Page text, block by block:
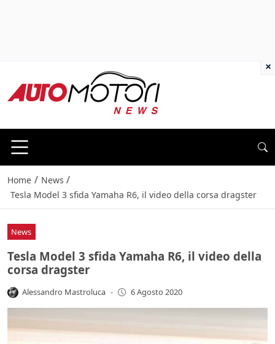
Home / News /
Tesla Model 3 sfida Yamaha R6, il video della corsa dragster
News
Tesla Model 3 sfida Yamaha R6, il video della
corsa dragster
Alessandro Mastroluca - 6 Agosto 2020
×